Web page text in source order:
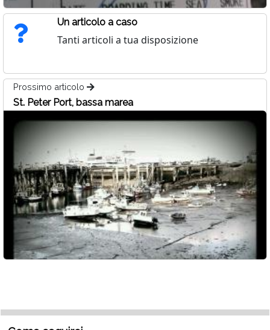
Un articolo a caso
Tanti articoli a tua disposizione
Prossimo articolo
St. Peter Port, bassa marea